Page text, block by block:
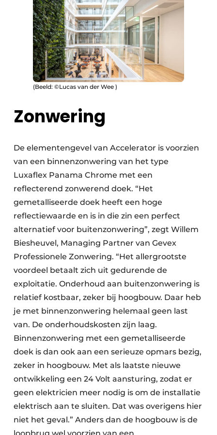
(Beeld: ©Lucas van der Wee )
Zonwering
De elementengevel van Accelerator is voorzien
van een binnenzonwering van het type
Luxaflex Panama Chrome met een
reflecterend zonwerend doek. “Het
gemetalliseerde doek heeft een hoge
reflectiewaarde en is in die zin een perfect
alternatief voor buitenzonwering”, zegt Willem
Biesheuvel, Managing Partner van Gevex
Professionele Zonwering. “Het allergrootste
voordeel betaalt zich uit gedurende de
exploitatie. Onderhoud aan buitenzonwering is
relatief kostbaar, zeker bij hoogbouw. Daar heb
je met binnenzonwering helemaal geen last
van. De onderhoudskosten zijn laag.
Binnenzonwering met een gemetalliseerde
doek is dan ook aan een serieuze opmars bezig,
zeker in hoogbouw. Met als laatste nieuwe
ontwikkeling een 24 Volt aansturing, zodat er
geen elektricien meer nodig is om de installatie
elektrisch aan te sluiten. Dat was overigens hier
niet het geval.” Anders dan de hoogbouw is de
loopbrug wel voorzien van een